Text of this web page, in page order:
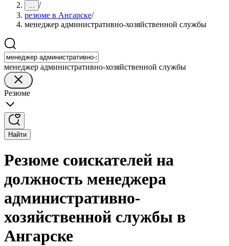
... /
резюме в Ангарске/
менеджер административно-хозяйственной службы
менеджер административно-хозяйственной службы
Резюме
Найти
Резюме соискателей на
должность менеджера
административно-
хозяйственной службы в
Ангарске